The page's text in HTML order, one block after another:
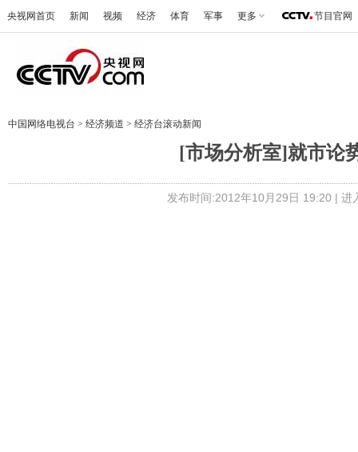
央视网首页 新闻 视频 经济 体育 军事 更多 节目官网
中国网络电视台 > 经济频道 > 经济台滚动新闻
[市场分析室]就市论
发布时间:2012年10月29日 19:20 | 进